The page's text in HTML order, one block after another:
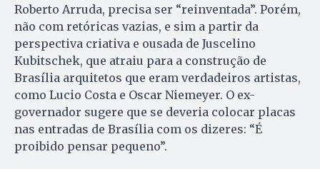
Roberto Arruda, precisa ser “reinventada”. Porém,
não com retóricas vazias, e sim a partir da
perspectiva criativa e ousada de Juscelino
Kubitschek, que atraiu para a construção de
Brasília arquitetos que eram verdadeiros artistas,
como Lucio Costa e Oscar Niemeyer. O ex-
governador sugere que se deveria colocar placas
nas entradas de Brasília com os dizeres: “É
proibido pensar pequeno”.